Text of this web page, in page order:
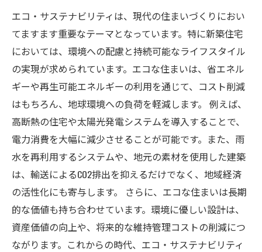
エコ・サステナビリティは、現代の住まいづくりにおい
てますます重要なテーマとなっています。特に新築住宅
においては、環境への配慮と持続可能なライフスタイル
の実現が求められています。エコな住まいは、省エネル
ギーや再生可能エネルギーの利用を通じて、コスト削減
はもちろん、地球環境への負荷を軽減します。 例えば、
高断熱の住宅や太陽光発電システムを導入することで、
電力消費を大幅に減少させることが可能です。また、雨
水を再利用するシステムや、地元の素材を使用した建築
は、輸送によるCO2排出を抑えるだけでなく、地域経済
の活性化にも寄与します。 さらに、エコな住まいは長期
的な価値も持ち合わせています。環境に優しい設計は、
資産価値の向上や、将来的な維持管理コストの削減につ
ながります。これからの時代、エコ・サステナビリティ